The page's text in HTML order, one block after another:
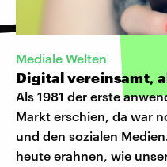
Mediale Welten
Digital vereinsamt,
Als 1981 der erste
Markt erschien, da war
und den sozialen
heute erahnen, wie